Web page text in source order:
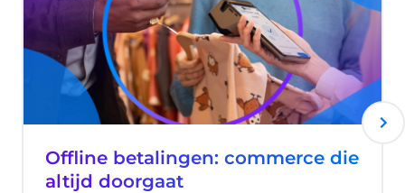
Offline betalingen: commerce die
altijd doorgaat